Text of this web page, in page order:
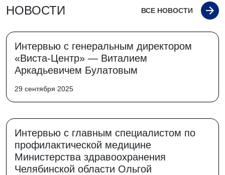
НОВОСТИ ВСЕ НОВОСТИ
Интервью с генеральным директором
«Виста-Центр» — Виталием
Аркадьевичем Булатовым
29 сентября 2025
Интервью с главным специалистом по
профилактической медицине
Министерства здравоохранения
Челябинской области Ольгой